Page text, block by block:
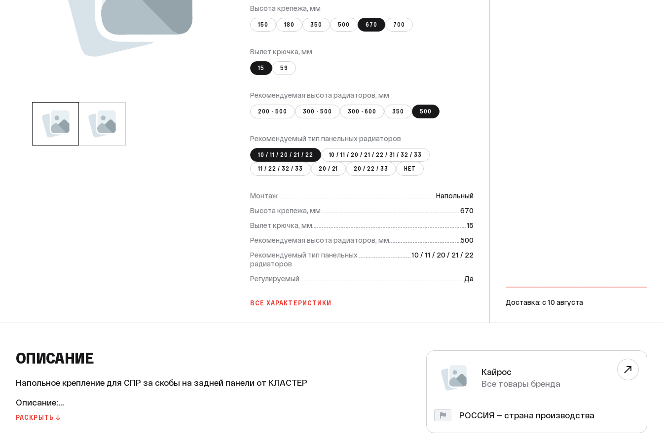
Высота крепежа, мм
150 180 350 500 670 700
Вылет крючка, мм
15 59
Рекомендуемая высота радиаторов, мм
200 - 500 300 - 500 300 - 600 350 500
Рекомендуемый тип панельных радиаторов
10 / 11 / 20 / 21 / 22
10 / 11 / 20 / 21 / 22 / 31 / 32 / 33
11 / 22 / 32 / 33
20 / 21 20 / 22 / 33 НЕТ
Монтаж
Напольный
Высота крепежа, мм
670
Вылет крючка, мм
15
Рекомендуемая высота радиаторов, мм
500
Рекомендуемый тип панельных
радиаторов
10 / 11 / 20 / 21 / 22
Регулируемый Да
ВСЕ ХАРАКТЕРИСТИКИ Доставка: c 10 августа
ОПИСАНИЕ
Напольное крепление для СПР за скобы на задней панели от КЛАСТЕР
Описание:
Напольное крепление для СПР за скобы на задней панели от марки КЛАСТЕР — это
РАСКРЫТЬ ↓
Кайрос
Все товары бренда
РОССИЯ — страна производства